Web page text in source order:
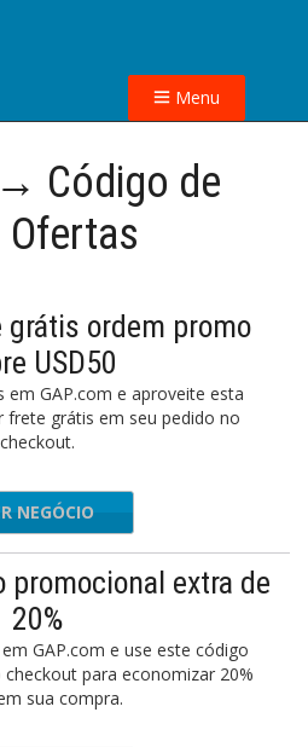
Menu
Código de
grátis ordem promo
USD50
em GAP.com e aproveite esta
grátis em seu pedido no
checkout.
NEGÓCIO
promocional extra de
20%
GAP.com e use este código
para economizar 20%
sua compra.